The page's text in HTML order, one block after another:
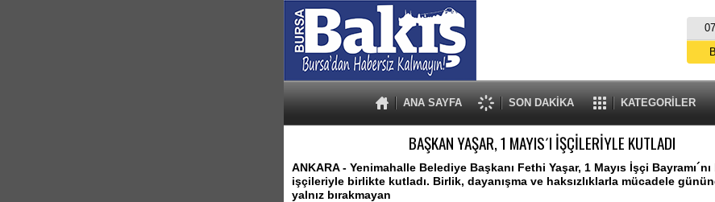
ANA SAYFA SON DAKİKA KATEGORİLER
BAŞKAN YAŞAR, 1 MAYIS´I İŞÇİLERİYLE KUTLADI
ANKARA - Yenimahalle Belediye Başkanı Fethi Yaşar, 1 Mayıs İşçi
işçileriyle birlikte kutladı. Birlik, dayanışma ve haksızlıklarla mücadele
yalnız bırakmayan